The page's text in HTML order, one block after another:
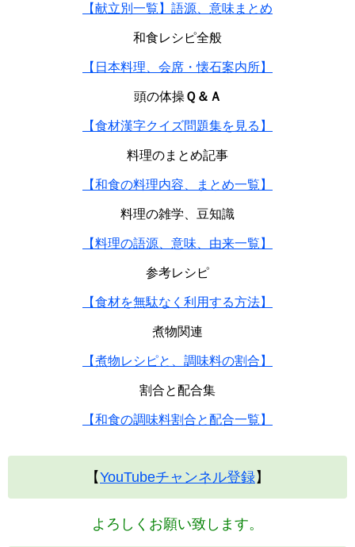
【献立別一覧】語源、意味まとめ
和食レシピ全般
【日本料理、会席・懐石案内所】
頭の体操Ｑ＆Ａ
【食材漢字クイズ問題集を見る】
料理のまとめ記事
【和食の料理内容、まとめ一覧】
料理の雑学、豆知識
【料理の語源、意味、由来一覧】
参考レシピ
【食材を無駄なく利用する方法】
煮物関連
【煮物レシピと、調味料の割合】
割合と配合集
【和食の調味料割合と配合一覧】
【YouTubeチャンネル登録】
よろしくお願い致します。